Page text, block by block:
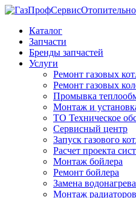
Каталог
Запчасти
Бренды запчастей
Услуги
Ремонт газовых
Ремонт газовых
Промывка
Монтаж и
ТО Техническое
Сервисный центр
Запуск газового
Расчет проекта
Монтаж бойлера
Ремонт бойлера
Замена
Монтаж